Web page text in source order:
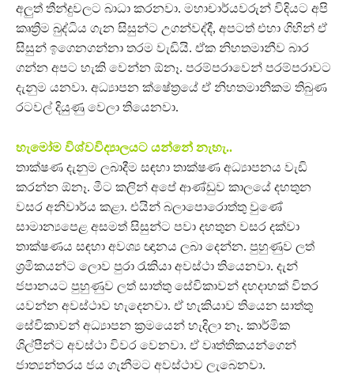
අලුත් තීන්දුවලට බාධා කරනවා. මහාචාර්යවරුන් විදියට අපි
කෘත්‍රිම බුද්ධිය ගැන සිසුන්ට උගන්වද්දී, අපටත් එහා ගිහින් ඒ
සිසුන් ඉගෙනගන්නා තරම වැඩියි. ඒක නිහතමානීව බාර
ගන්න අපට හැකි වෙන්න ඕනෑ. පරම්පරාවෙන් පරම්පරාවට
දැනුම යනවා. අධ්‍යාපන ක්ෂේත්‍රයේ ඒ නිහතමානීකම තිබුණ
රටවල් දියුණු වෙලා තියෙනවා.
හැමෝම විශ්වවිද්‍යාලයට යන්නේ නැහැ..
තාක්ෂණ දැනුම ලබාදීම සඳහා තාක්ෂණ අධ්‍යාපනය වැඩි
කරන්න ඕනෑ. මීට කලින් අපේ ආණ්ඩුව කාලයේ දහතුන
වසර අනිවාර්ය කළා. එයින් බලාපොරොත්තු වුණේ
සාමාන්‍යපෙළ අසමත් සිසුන්ට පවා දහතුන වසර දක්වා
තාක්ෂණය සඳහා අවශ්‍ය ඥානය ලබා දෙන්න. පුහුණුව ලත්
ශ්‍රමිකයන්ට ලොව පුරා රැකියා අවස්ථා තියෙනවා. දැන්
ජපානයට පුහුණුව ලත් සාත්තු සේවිකාවන් දහදාහක් විතර
යවන්න අවස්ථාව හැදෙනවා. ඒ හැකියාව තියෙන සාත්තු
සේවිකාවන් අධ්‍යාපන ක්‍රමයෙන් හැදිලා නෑ. කාර්මික
ශිල්පීන්ට අවස්ථා විවර වෙනවා. ඒ වෘත්තිකයන්ගෙන්
ජාත්‍යන්තරය ජය ගැනීමට අවස්ථාව ලැබෙනවා.